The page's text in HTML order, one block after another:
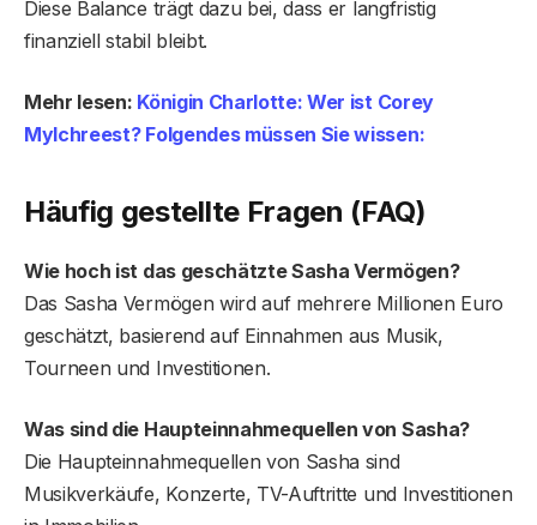
Diese Balance trägt dazu bei, dass er langfristig
finanziell stabil bleibt.
Mehr lesen: Königin Charlotte: Wer ist Corey
Mylchreest? Folgendes müssen Sie wissen:
Häufig gestellte Fragen (FAQ)
Wie hoch ist das geschätzte Sasha Vermögen?
Das Sasha Vermögen wird auf mehrere Millionen Euro
geschätzt, basierend auf Einnahmen aus Musik,
Tourneen und Investitionen.
Was sind die Haupteinnahmequellen von Sasha?
Die Haupteinnahmequellen von Sasha sind
Musikverkäufe, Konzerte, TV-Auftritte und Investitionen